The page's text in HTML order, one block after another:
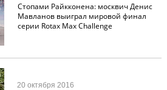
Стопами Райкконена: москвич Денис
Мавланов выиграл мировой финал
серии Rotax Max Challenge
20 октября 2016